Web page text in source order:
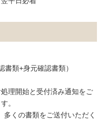
類+身元確認書類）
理開始と受付済み通知をご
。
くの書類をご送付いただく